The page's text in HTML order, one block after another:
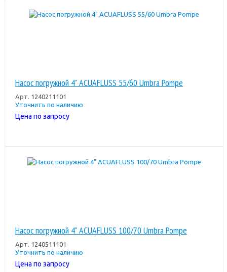
Насос погружной 4" ACUAFLUSS 55/60 Umbra Pompe
Арт. 1240211101
Уточнить по наличию
Цена по запросу
Насос погружной 4" ACUAFLUSS 100/70 Umbra Pompe
Арт. 1240511101
Уточнить по наличию
Цена по запросу